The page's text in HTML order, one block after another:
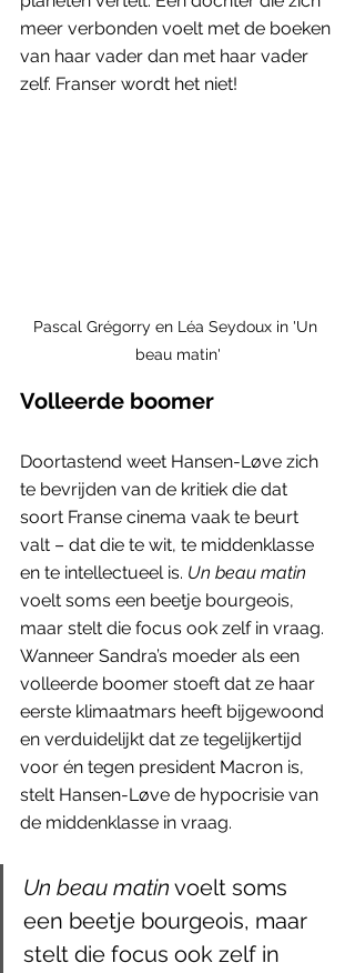
meer verbonden voelt met de boeken
van haar vader dan met haar vader
zelf. Franser wordt het niet!
Pascal Grégorry en Léa Seydoux in 'Un
beau matin'
Volleerde boomer
Doortastend weet Hansen-Løve zich
te bevrijden van de kritiek die dat
soort Franse cinema vaak te beurt
valt – dat die te wit, te middenklasse
en te intellectueel is. Un beau matin
voelt soms een beetje bourgeois,
maar stelt die focus ook zelf in vraag.
Wanneer Sandra’s moeder als een
volleerde boomer stoeft dat ze haar
eerste klimaatmars heeft bijgewoond
en verduidelijkt dat ze tegelijkertijd
voor én tegen president Macron is,
stelt Hansen-Løve de hypocrisie van
de middenklasse in vraag.
Un beau matin voelt soms
een beetje bourgeois, maar
stelt die focus ook zelf in